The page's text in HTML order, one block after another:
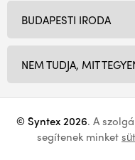
BUDAPESTI IRODA
NEM TUDJA, MIT
© Syntex 2026. A
segítenek minket